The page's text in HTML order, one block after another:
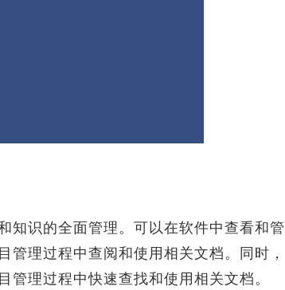
识的全面管理。可以在软件中查看和管
理过程中查阅和使用相关文档。同时，
理过程中快速查找和使用相关文档。